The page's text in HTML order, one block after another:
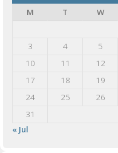
M
T W
3
4 5
10
11 12
17
18 19
24
25 26
31
« Jul